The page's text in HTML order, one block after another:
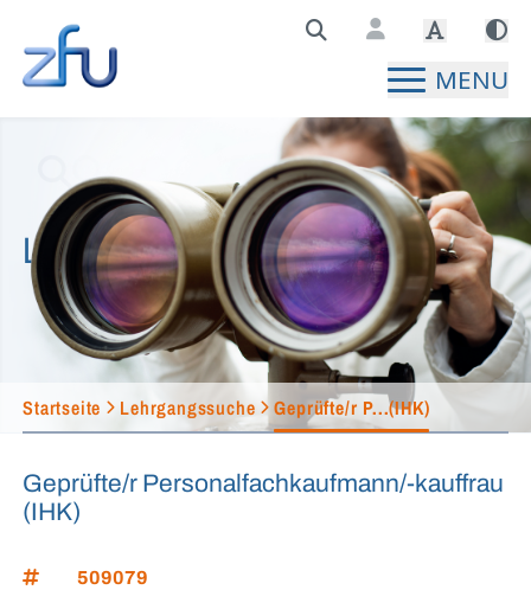
Zentralstelle für Fernunterricht Hauptseite
MENU
Lehrgangssuche
Startseite Lehrgangssuche Geprüfte/r P...(IHK)
Geprüfte/r Personalfachkaufmann/-kauffrau
(IHK)
509079